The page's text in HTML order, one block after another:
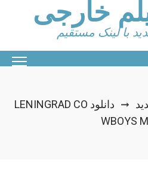
خارجی
با لینک مستقیم
➞
دانلود LENINGRAD CO
WBOYS